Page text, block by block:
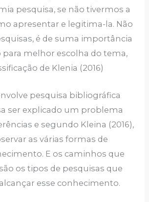
pesquisa, se não tivermos a
apresentar e legitima-la. Não
é de suma importância
para melhor escolha do tema,
de Klenia (2016)
pesquisa bibliográfica
ser explicado um problema
e segundo Kleina (2016),
as várias formas de
E os caminhos que
os tipos de pesquisas que
esse conhecimento.